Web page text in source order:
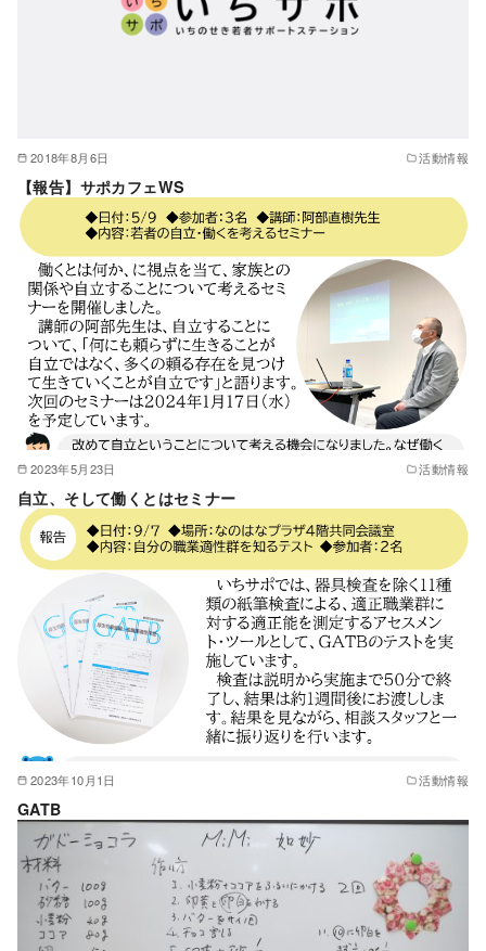
2018年8月6日 活動情報
【報告】サポカフェWS
2023年5月23日 活動情報
自立、そして働くとはセミナー
2023年10月1日 活動情報
GATB